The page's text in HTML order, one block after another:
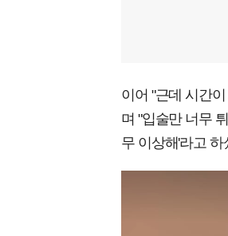
이어 "근데 시간
며 "입술만 너무
무 이상해'라고